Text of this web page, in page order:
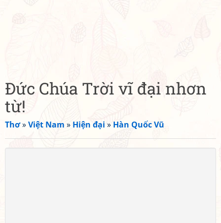
Đức Chúa Trời vĩ đại nhơn
từ!
Thơ»Việt Nam » Hiện đại » Hàn Quốc Vũ